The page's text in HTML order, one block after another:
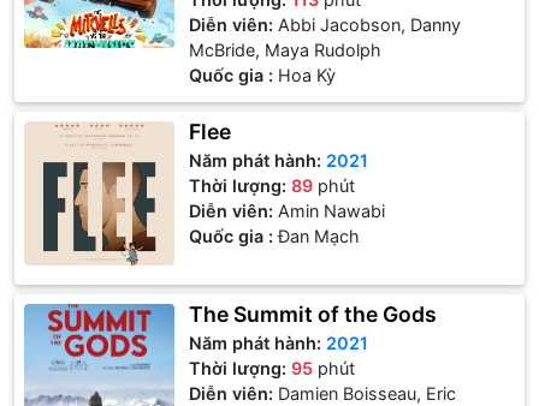
Diễn viên:Abbi Jacobson, Danny
McBride, Maya Rudolph
Quốc gia : Hoa Kỳ
Flee
Năm phát hành: 2021
Thời lượng:89 phút
Diễn viên:Amin Nawabi
Quốc gia : Đan Mạch
The Summit of the Gods
Năm phát hành: 2021
Thời lượng:95 phút
Diễn viên: Damien Boisseau, Eric